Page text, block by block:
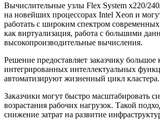
Вычислительные узлы Flex System x220/
на новейших процессорах Intel Xeon и
работать с широким спектром современных
как виртуализация, работа с большими
высокопроизводительные вычисления.
Решение предоставляет заказчику большое
интегрированных интеллектуальных
автоматизируют жизненный цикл кластера.
Заказчики могут быстро масштабировать
возрастания рабочих нагрузок. Такой
снижение затрат на развитие